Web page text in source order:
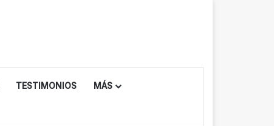
TESTIMONIOS MÁS